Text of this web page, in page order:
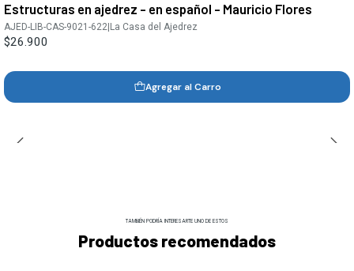
Estructuras en ajedrez - en español - Mauricio Flores
AJED-LIB-CAS-9021-622 La Casa del Ajedrez
$26.900
Agregar al Carro
TAMBIÉN PODRÍA INTERESARTE UNO DE ESTOS
Productos recomendados